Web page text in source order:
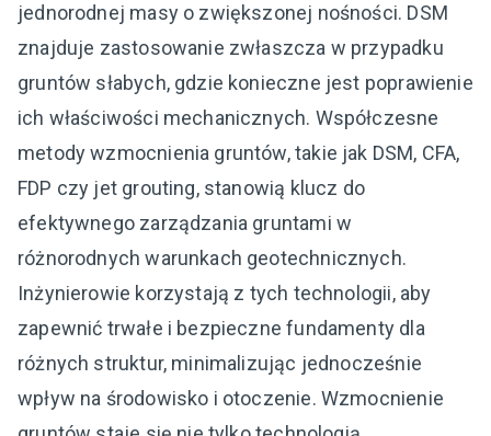
jednorodnej masy o zwiększonej nośności. DSM
znajduje zastosowanie zwłaszcza w przypadku
gruntów słabych, gdzie konieczne jest poprawienie
ich właściwości mechanicznych. Współczesne
metody wzmocnienia gruntów, takie jak DSM, CFA,
FDP czy jet grouting, stanowią klucz do
efektywnego zarządzania gruntami w
różnorodnych warunkach geotechnicznych.
Inżynierowie korzystają z tych technologii, aby
zapewnić trwałe i bezpieczne fundamenty dla
różnych struktur, minimalizując jednocześnie
wpływ na środowisko i otoczenie. Wzmocnienie